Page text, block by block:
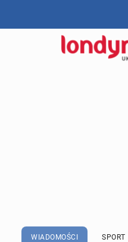
WIADOMOŚCI SPORT